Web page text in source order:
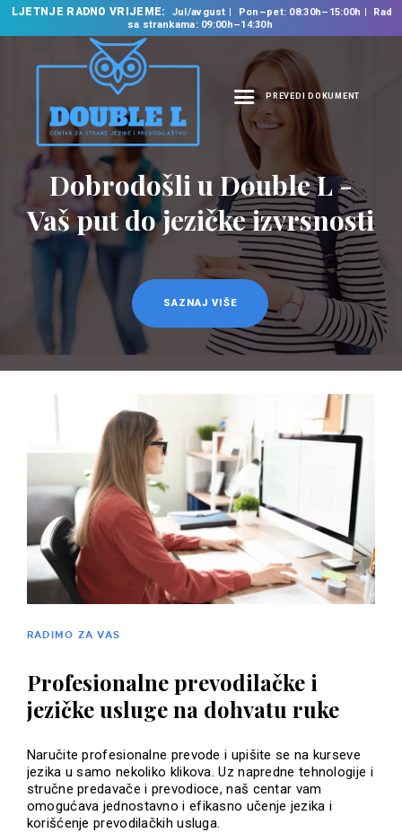
LJETNJE RADNO VRIJEME: Jul/avgust Pon–pet: 08:30h–15:00h
Rad
sa strankama: 09:00h–14:30h
PREVEDI DOKUMENT
NASLOVNA
O NAMA
NAŠE USLUGE
ŠKOLA STRANIH
JEZIKA
PREVODILAČKI BIRO
KURSEVI
NOVOSTI
KONTAKT
Dobrodošli u Double L -
Vaš put do jezičke izvrsnosti
SAZNAJ VIŠE
Prevodilačke usluge
na 35 jezika
SAZNAJ VIŠE
RADIMO ZA VAS
Profesionalne prevodilačke i
jezičke usluge na dohvatu ruke
Naručite profesionalne prevode i upišite se na kurseve
jezika u samo nekoliko klikova. Uz napredne tehnologije i
stručne predavače i prevodioce, naš centar vam
omogućava jednostavno i efikasno učenje jezika i
korišćenje prevodilačkih usluga.